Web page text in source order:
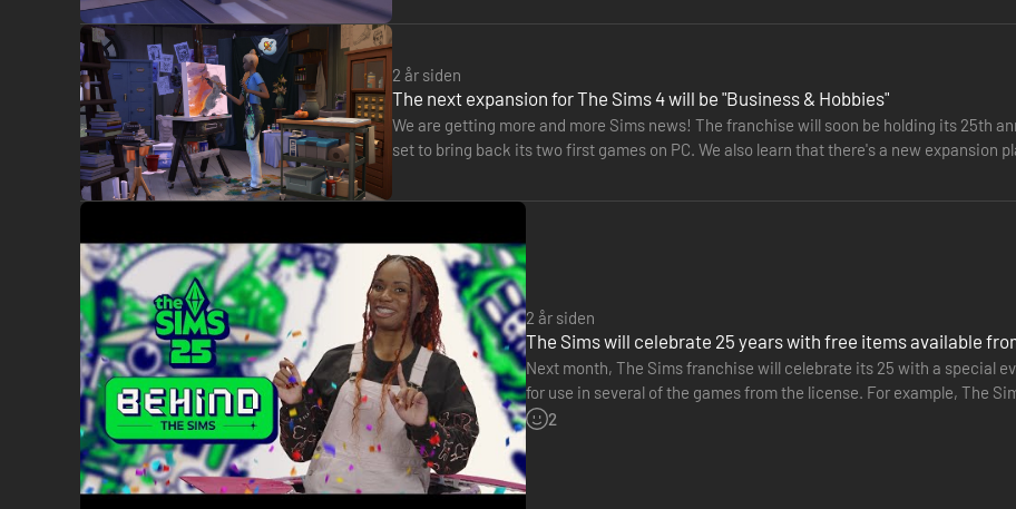
2 år siden
The next expansion for The Sims 4 will be "Business & Hobbies"
We are getting more and more Sims news! The franchise will soon be holding its 25th
set to bring back its two first games on PC. We also learn that there's a new expansion
2 år siden
The Sims will celebrate 25 years with free items available
Next month, The Sims franchise will celebrate its 25 with a special
for use in several of the games from the license. For example, The
including clothes, accessories, hairstyles, furniture…
2